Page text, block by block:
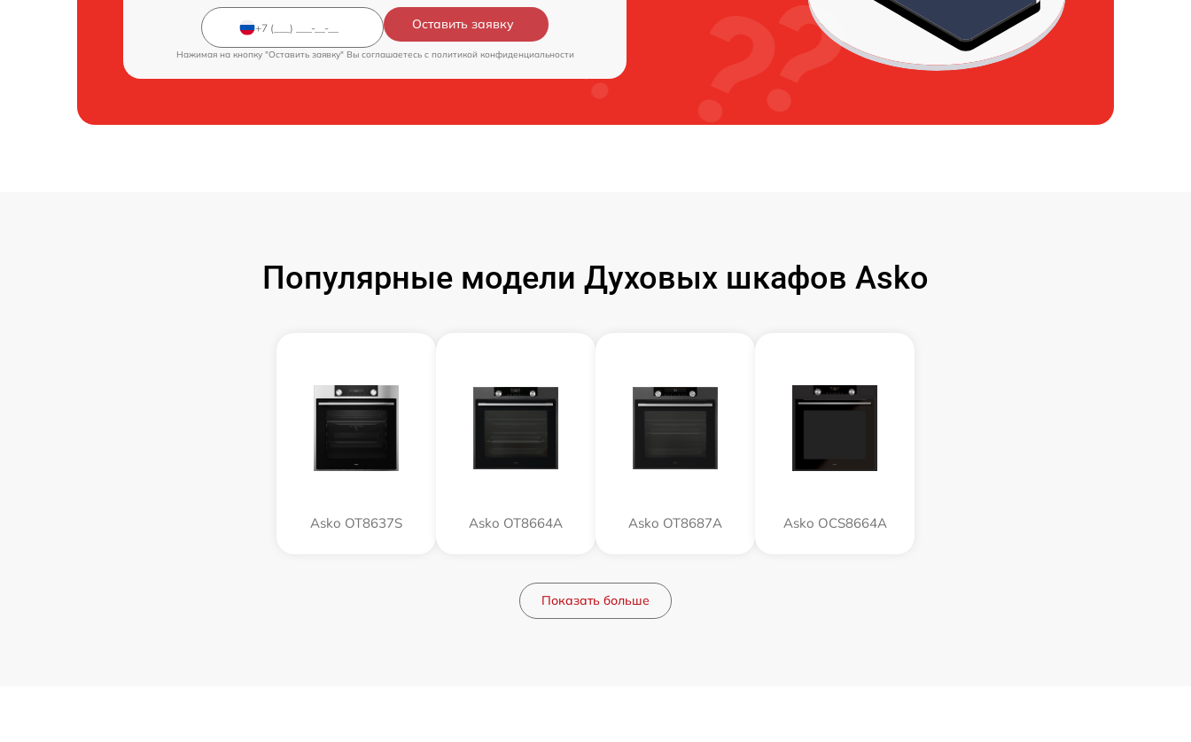
Оставить заявку
Нажимая на кнопку "Оставить заявку" Вы соглашаетесь c политикой конфиденциальности
Популярные модели Духовых шкафов Asko
Asko OT8637S Asko OT8664A Asko OT8687A Asko OCS8664A
Показать больше